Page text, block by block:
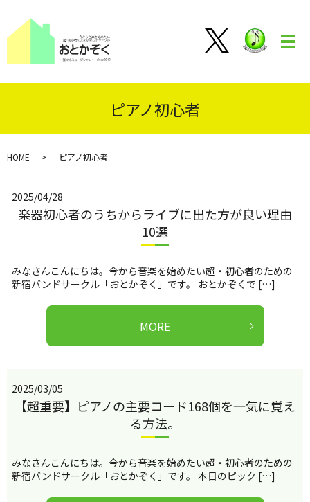
メ
ピアノ初心者
HOME ピアノ初心者
2025/04/28
楽器初心者のうちからライブに出た方が良い理由
10選
みなさんこんにちは。今から音楽を始めたい超・初心者のための
新宿バンドサークル「おとかぞく」です。 おとかぞくで […]
MORE
2025/03/05
【超重要】ピアノの主要コード168個を一気に覚え
る方法。
みなさんこんにちは。今から音楽を始めたい超・初心者のための
新宿バンドサークル「おとかぞく」です。 本日のピック […]